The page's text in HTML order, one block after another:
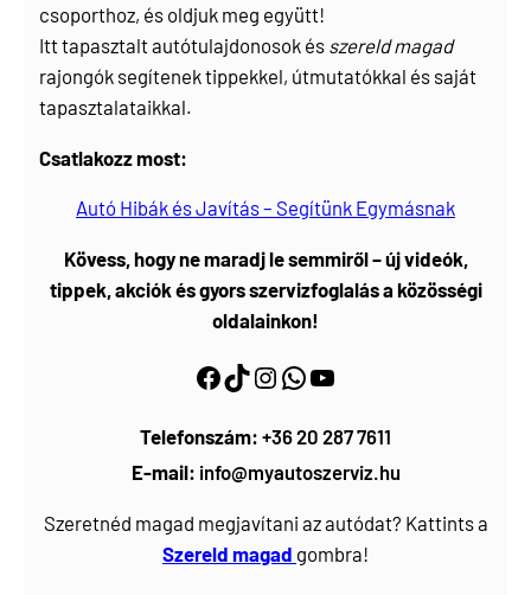
csoporthoz, és oldjuk meg együtt!
Itt tapasztalt autótulajdonosok és szereld magad
rajongók segítenek tippekkel, útmutatókkal és saját
tapasztalataikkal.
Csatlakozz most:
Autó Hibák és Javítás – Segítünk Egymásnak
Kövess, hogy ne maradj le semmiről – új videók,
tippek, akciók és gyors szervizfoglalás a közösségi
oldalainkon!
Facebook https://www.tiktok.com/@myautoszerviz.hu https://www.instagram.com/myautoszerviz.hu/ wa.me/36202877611 YouTube
Telefonszám: +36 20 287 7611
E-mail: info@myautoszerviz.hu
Szeretnéd magad megjavítani az autódat? Kattints a
Szereld magad gombra!